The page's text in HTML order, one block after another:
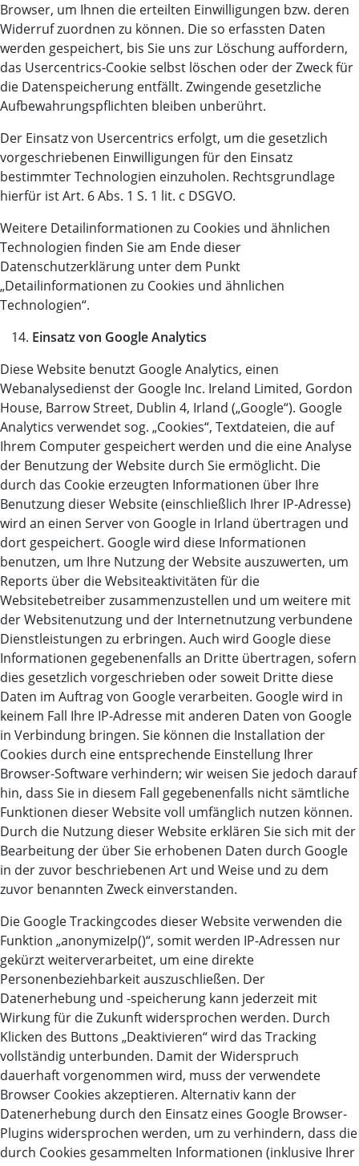
Browser, um Ihnen die erteilten Einwilligungen bzw. deren
Widerruf zuordnen zu können. Die so erfassten Daten
werden gespeichert, bis Sie uns zur Löschung auffordern,
das Usercentrics-Cookie selbst löschen oder der Zweck für
die Datenspeicherung entfällt. Zwingende gesetzliche
Aufbewahrungspflichten bleiben unberührt.
Der Einsatz von Usercentrics erfolgt, um die gesetzlich
vorgeschriebenen Einwilligungen für den Einsatz
bestimmter Technologien einzuholen. Rechtsgrundlage
hierfür ist Art. 6 Abs. 1 S. 1 lit. c DSGVO.
Weitere Detailinformationen zu Cookies und ähnlichen
Technologien finden Sie am Ende dieser
Datenschutzerklärung unter dem Punkt
„Detailinformationen zu Cookies und ähnlichen
Technologien“.
Einsatz von Google Analytics
Diese Website benutzt Google Analytics, einen
Webanalysedienst der Google Inc. Ireland Limited, Gordon
House, Barrow Street, Dublin 4, Irland („Google“). Google
Analytics verwendet sog. „Cookies“, Textdateien, die auf
Ihrem Computer gespeichert werden und die eine Analyse
der Benutzung der Website durch Sie ermöglicht. Die
durch das Cookie erzeugten Informationen über Ihre
Benutzung dieser Website (einschließlich Ihrer IP-Adresse)
wird an einen Server von Google in Irland übertragen und
dort gespeichert. Google wird diese Informationen
benutzen, um Ihre Nutzung der Website auszuwerten, um
Reports über die Websiteaktivitäten für die
Websitebetreiber zusammenzustellen und um weitere mit
der Websitenutzung und der Internetnutzung verbundene
Dienstleistungen zu erbringen. Auch wird Google diese
Informationen gegebenenfalls an Dritte übertragen, sofern
dies gesetzlich vorgeschrieben oder soweit Dritte diese
Daten im Auftrag von Google verarbeiten. Google wird in
keinem Fall Ihre IP-Adresse mit anderen Daten von Google
in Verbindung bringen. Sie können die Installation der
Cookies durch eine entsprechende Einstellung Ihrer
Browser-Software verhindern; wir weisen Sie jedoch darauf
hin, dass Sie in diesem Fall gegebenenfalls nicht sämtliche
Funktionen dieser Website voll umfänglich nutzen können.
Durch die Nutzung dieser Website erklären Sie sich mit der
Bearbeitung der über Sie erhobenen Daten durch Google
in der zuvor beschriebenen Art und Weise und zu dem
zuvor benannten Zweck einverstanden.
Die Google Trackingcodes dieser Website verwenden die
Funktion „anonymizeIp()“, somit werden IP-Adressen nur
gekürzt weiterverarbeitet, um eine direkte
Personenbeziehbarkeit auszuschließen. Der
Datenerhebung und -speicherung kann jederzeit mit
Wirkung für die Zukunft widersprochen werden. Durch
Klicken des Buttons „Deaktivieren“ wird das Tracking
vollständig unterbunden. Damit der Widerspruch
dauerhaft vorgenommen wird, muss der verwendete
Browser Cookies akzeptieren. Alternativ kann der
Datenerhebung durch den Einsatz eines Google Browser-
Plugins widersprochen werden, um zu verhindern, dass die
durch Cookies gesammelten Informationen (inklusive Ihrer